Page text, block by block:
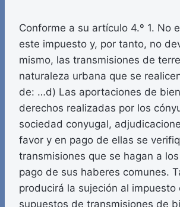
Conforme a su artículo 4.º 1. No
este impuesto y, por tanto, no
mismo, las transmisiones de
naturaleza urbana que se
de: …d) Las aportaciones de
derechos realizadas por los
sociedad conyugal,
favor y en pago de ellas se
transmisiones que se hagan a
pago de sus haberes comunes.
producirá la sujeción al impuesto
supuestos de transmisiones de